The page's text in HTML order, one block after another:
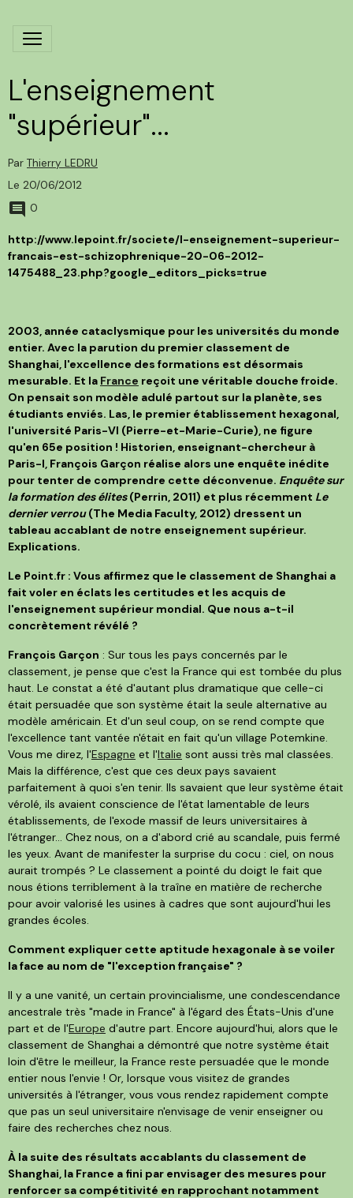
L'enseignement
"supérieur"...
Par Thierry LEDRU
Le 20/06/2012
0
http://www.lepoint.fr/societe/l-enseignement-superieur-
francais-est-schizophrenique-20-06-2012-
1475488_23.php?google_editors_picks=true
2003, année cataclysmique pour les universités du monde
entier. Avec la parution du premier classement de
Shanghai, l'excellence des formations est désormais
mesurable. Et la France reçoit une véritable douche froide.
On pensait son modèle adulé partout sur la planète, ses
étudiants enviés. Las, le premier établissement hexagonal,
l'université Paris-VI (Pierre-et-Marie-Curie), ne figure
qu'en 65e position ! Historien, enseignant-chercheur à
Paris-I, François Garçon réalise alors une enquête inédite
pour tenter de comprendre cette déconvenue. Enquête sur
la formation des élites(Perrin, 2011) et plus récemment Le
dernier verrou(The Media Faculty, 2012) dressent un
tableau accablant de notre enseignement supérieur.
Explications.
Le Point.fr : Vous affirmez que le classement de Shanghai a
fait voler en éclats les certitudes et les acquis de
l'enseignement supérieur mondial. Que nous a-t-il
concrètement révélé ?
François Garçon : Sur tous les pays concernés par le
classement, je pense que c'est la France qui est tombée du plus
haut. Le constat a été d'autant plus dramatique que celle-ci
était persuadée que son système était la seule alternative au
modèle américain. Et d'un seul coup, on se rend compte que
l'excellence tant vantée n'était en fait qu'un village Potemkine.
Vous me direz, l'Espagne et l'Italie sont aussi très mal classées.
Mais la différence, c'est que ces deux pays savaient
parfaitement à quoi s'en tenir. Ils savaient que leur système était
vérolé, ils avaient conscience de l'état lamentable de leurs
établissements, de l'exode massif de leurs universitaires à
l'étranger... Chez nous, on a d'abord crié au scandale, puis fermé
les yeux. Avant de manifester la surprise du cocu : ciel, on nous
aurait trompés ? Le classement a pointé du doigt le fait que
nous étions terriblement à la traîne en matière de recherche
pour avoir valorisé les usines à cadres que sont aujourd'hui les
grandes écoles.
Comment expliquer cette aptitude hexagonale à se voiler
la face au nom de "l'exception française" ?
Il y a une vanité, un certain provincialisme, une condescendance
ancestrale très "made in France" à l'égard des États-Unis d'une
part et de l'Europe d'autre part. Encore aujourd'hui, alors que le
classement de Shanghai a démontré que notre système était
loin d'être le meilleur, la France reste persuadée que le monde
entier nous l'envie ! Or, lorsque vous visitez de grandes
universités à l'étranger, vous vous rendez rapidement compte
que pas un seul universitaire n'envisage de venir enseigner ou
faire des recherches chez nous.
À la suite des résultats accablants du classement de
Shanghai, la France a fini par envisager des mesures pour
renforcer sa compétitivité en rapprochant notamment